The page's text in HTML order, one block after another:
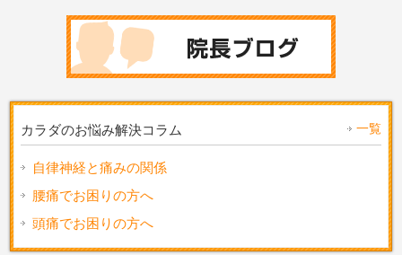
カラダのお悩み解決コラム 一覧
自律神経と痛みの関係
腰痛でお困りの方へ
頭痛でお困りの方へ